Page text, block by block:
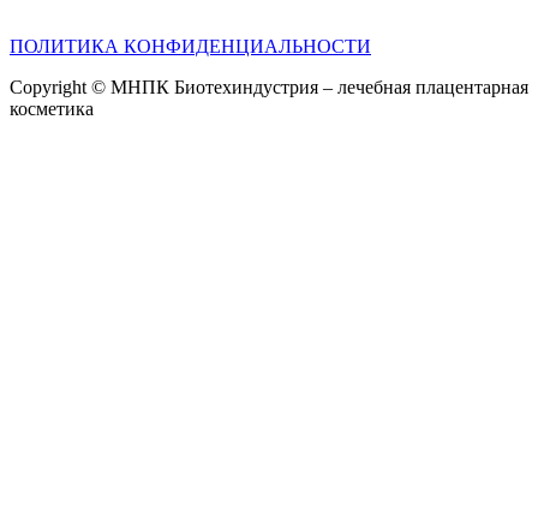
ПОЛИТИКА КОНФИДЕНЦИАЛЬНОСТИ
Copyright © МНПК Биотехиндустрия – лечебная плацентарная
косметика